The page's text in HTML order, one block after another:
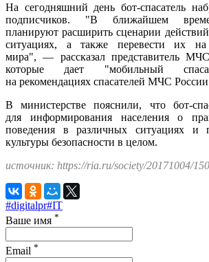
На сегодняшний день бот-спасатель
подписчиков. "В ближайшем
планируют расширить сценарии
ситуациях, а также перевести их
мира", — рассказал представитель
которые дает "мобильный
на рекомендациях спасателей МЧС
В министерстве пояснили, что бот-
для информирования населения о
поведения в различных ситуациях и
культуры безопасности в целом.
источник: https://ria.ru/society/20171004/
#digitalpr#IT
Ваше имя *
Email *